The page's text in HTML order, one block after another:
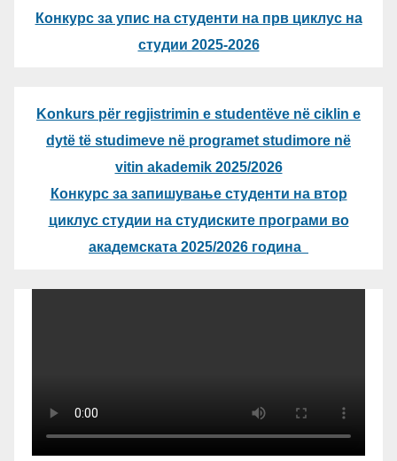
Конкурс за упис на студенти на прв циклус на
студии 2025-2026
Konkurs për regjistrimin e studentëve në ciklin e
dytë të studimeve në programet studimore në
vitin akademik 2025/2026
Конкурс за запишување студенти на втор
циклус студии на студиските програми во
академската 2025/2026 година